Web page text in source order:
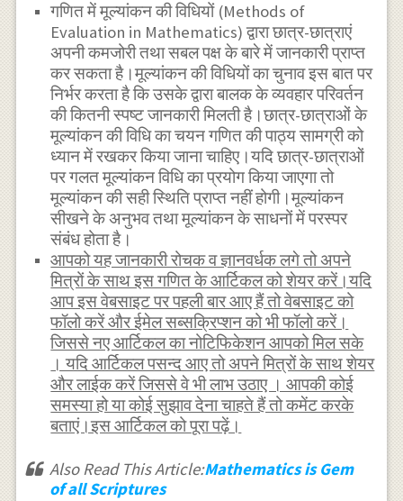
गणित में मूल्यांकन की विधियों (Methods of
Evaluation in Mathematics) द्वारा छात्र-छात्राएं
अपनी कमजोरी तथा सबल पक्ष के बारे में जानकारी प्राप्त
कर सकता है।मूल्यांकन की विधियों का चुनाव इस बात पर
निर्भर करता है कि उसके द्वारा बालक के व्यवहार परिवर्तन
की कितनी स्पष्ट जानकारी मिलती है।छात्र-छात्राओं के
मूल्यांकन की विधि का चयन गणित की पाठ्य सामग्री को
ध्यान में रखकर किया जाना चाहिए।यदि छात्र-छात्राओं
पर गलत मूल्यांकन विधि का प्रयोग किया जाएगा तो
मूल्यांकन की सही स्थिति प्राप्त नहीं होगी।मूल्यांकन
सीखने के अनुभव तथा मूल्यांकन के साधनों में परस्पर
संबंध होता है।
आपको यह जानकारी रोचक व ज्ञानवर्धक लगे तो अपने
मित्रों के साथ इस गणित के आर्टिकल को शेयर करें।यदि
आप इस वेबसाइट पर पहली बार आए हैं तो वेबसाइट को
फॉलो करें और ईमेल सब्सक्रिप्शन को भी फॉलो करें।
जिससे नए आर्टिकल का नोटिफिकेशन आपको मिल सके
। यदि आर्टिकल पसन्द आए तो अपने मित्रों के साथ शेयर
और लाईक करें जिससे वे भी लाभ उठाए । आपकी कोई
समस्या हो या कोई सुझाव देना चाहते हैं तो कमेंट करके
बताएं।इस आर्टिकल को पूरा पढ़ें।
Also Read This Article:Mathematics is Gem
of all Scriptures